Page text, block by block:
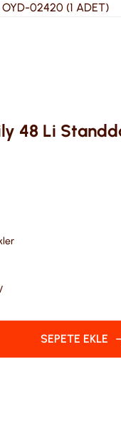
02420 (1 ADET)
48 Li
SEPETE EKLE